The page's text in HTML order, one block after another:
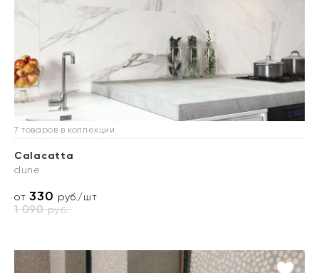
7 товаров в коллекции
Calacatta
dune
от330 руб./шт
1 090руб.